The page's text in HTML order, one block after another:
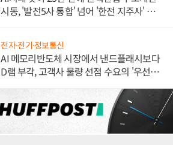
시동, '발전5사 통합' 넘어 '한전 지주사' 재편
전자·전기·정보통신
AI 메모리반도체 시장에서 낸드플래시보다
D램 부각, 고객사 물량 선점 수요의 '우선순